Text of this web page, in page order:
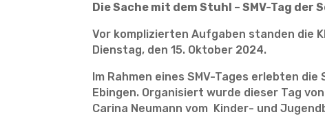
Die Sache mit dem Stuhl – SMV-Tag
Vor komplizierten Aufgaben standen die
Dienstag, den 15. Oktober 2024.
Im Rahmen eines SMV-Tages erlebten
Ebingen. Organisiert wurde dieser Tag
Carina Neumann vom Kinder- und